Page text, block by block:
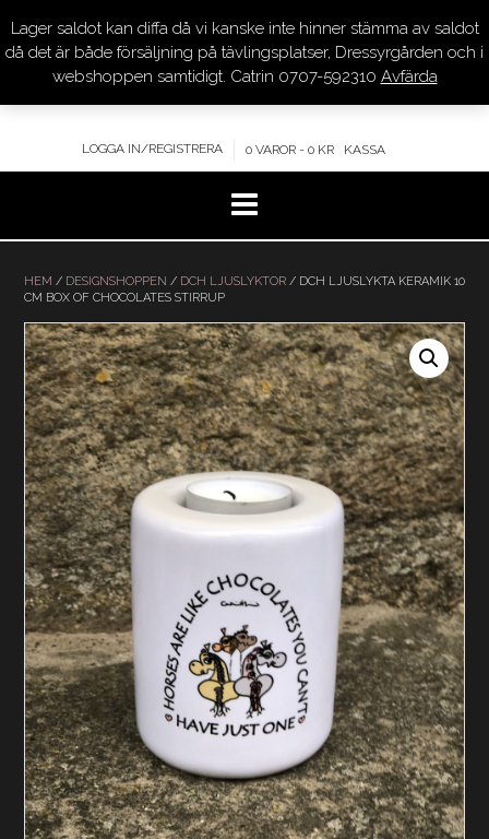
innehåll
DRESSYR.COM
KVALITET – KOMPETENS – SERVICE
LOGGA IN/REGISTRERA 0 VAROR - 0 KR KASSA
HEM / DESIGNSHOPPEN / DCH LJUSLYKTOR / DCH LJUSLYKTA KERAMIK 10
CM BOX OF CHOCOLATES STIRRUP
Lager saldot kan diffa då vi kanske inte hinner stämma av saldot
då det är både försäljning på tävlingsplatser, Dressyrgården och i
webshoppen samtidigt. Catrin 0707-592310 Avfärda